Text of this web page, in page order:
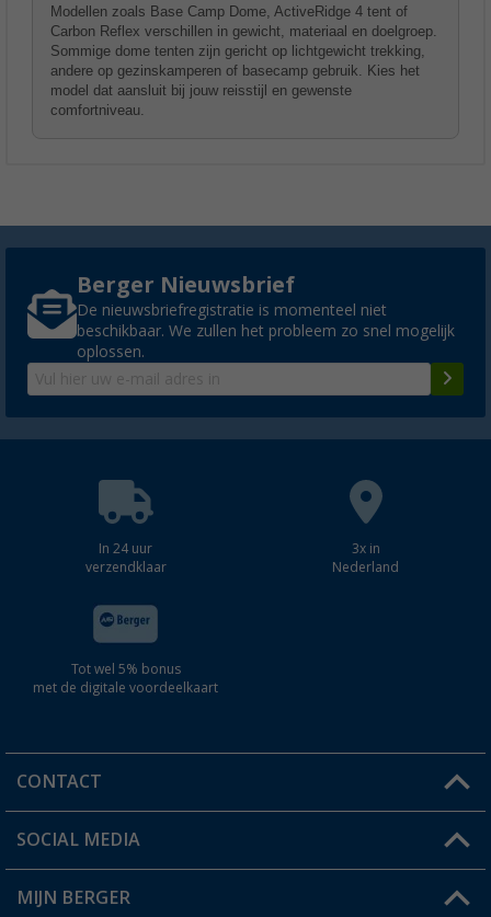
Modellen zoals Base Camp Dome, ActiveRidge 4 tent of
Carbon Reflex verschillen in gewicht, materiaal en doelgroep.
Sommige dome tenten zijn gericht op lichtgewicht trekking,
andere op gezinskamperen of basecamp gebruik. Kies het
model dat aansluit bij jouw reisstijl en gewenste
comfortniveau.
Berger Nieuwsbrief
De nieuwsbriefregistratie is momenteel niet
beschikbaar. We zullen het probleem zo snel mogelijk
oplossen.
In 24 uur
verzendklaar
3x in
Nederland
Tot wel 5% bonus
met de digitale voordeelkaart
CONTACT
Een vraag?
Winkel vinden
SOCIAL MEDIA
MIJN BERGER